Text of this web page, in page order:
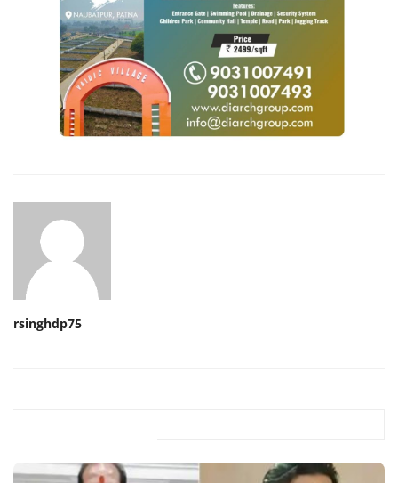
rsinghdp75